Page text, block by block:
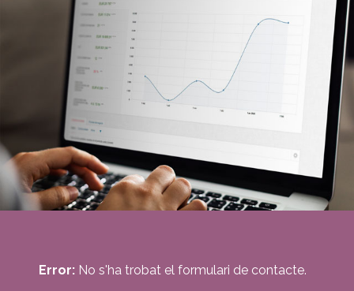
Error: No s'ha trobat el formulari de contacte.